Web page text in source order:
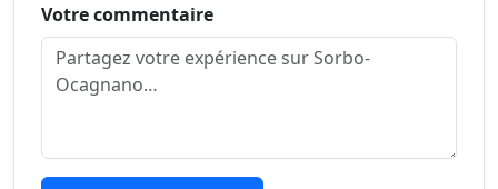
Votre commentaire